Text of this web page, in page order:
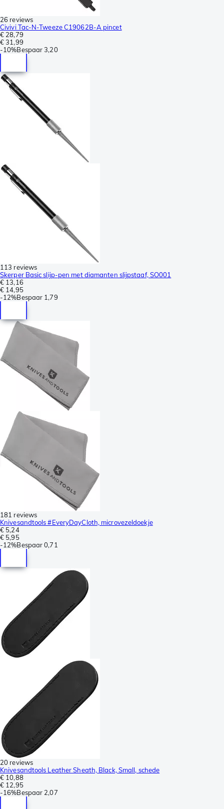
26 reviews
Civivi Tac-N-Tweeze C19062B-A pincet
€ 28,79
€ 31,99
-10%Bespaar 3,20
113 reviews
Skerper Basic slijp-pen met diamanten slijpstaaf, SO001
€ 13,16
€ 14,95
-12%Bespaar 1,79
181 reviews
Knivesandtools #EveryDayCloth, microvezeldoekje
€ 5,24
€ 5,95
-12%Bespaar 0,71
20 reviews
Knivesandtools Leather Sheath, Black, Small, schede
€ 10,88
€ 12,95
-16%Bespaar 2,07